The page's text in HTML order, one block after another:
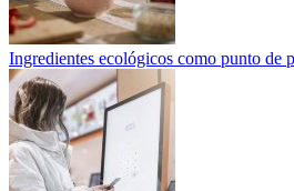
Ingredientes ecológicos como punto de